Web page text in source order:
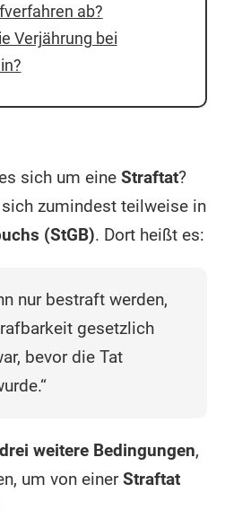
ab?
Verjährung bei
sich um eine Straftat?
zumindest teilweise in
(StGB). Dort heißt es:
nur bestraft werden,
gesetzlich
bevor die Tat
drei weitere Bedingungen,
um von einerStraftat